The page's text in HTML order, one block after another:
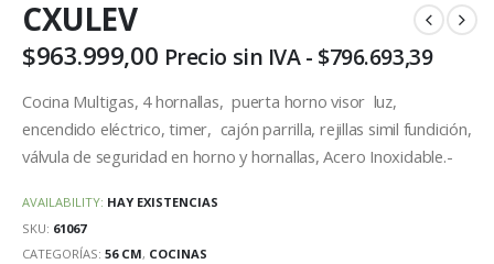
CXULEV
$963.999,00 Precio sin IVA - $796.693,39
Cocina Multigas, 4 hornallas, puerta horno visor luz,
encendido eléctrico, timer, cajón parrilla, rejillas simil fundición,
válvula de seguridad en horno y hornallas, Acero Inoxidable.-
AVAILABILITY: HAY EXISTENCIAS
SKU: 61067
CATEGORÍAS: 56 CM, COCINAS